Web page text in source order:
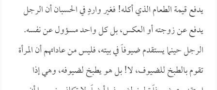
يدفع قيمة الطعام الذي أكله! فغير واردٍ في الحسبان أن الرجل
يدفع عن زوجته أو العكس، بل كل واحد مسؤول عن نفسه.
الرجل حينما يستقدم ضيوفاً في بيته، فليس من عاداتهم أن المرأة
تقوم بالطبخ للضيوف، لا! بل هو يطبخ لضيوفه، وهي إذا